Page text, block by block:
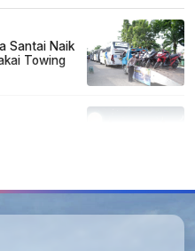
Santai Naik
Towing